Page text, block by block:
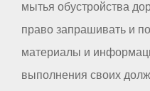
мытья обустройства
право запрашивать и
материалы и
выполнения своих